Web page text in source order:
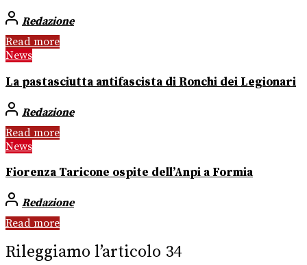
Redazione
Read more
News
La pastasciutta antifascista di Ronchi dei Legionari
Redazione
Read more
News
Fiorenza Taricone ospite dell’Anpi a Formia
Redazione
Read more
Rileggiamo l’articolo 34